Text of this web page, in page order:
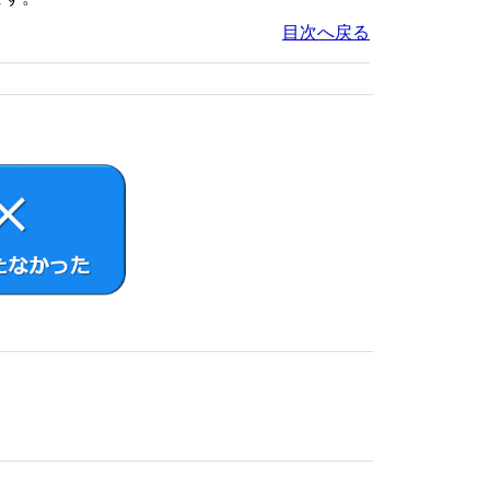
目次へ戻る